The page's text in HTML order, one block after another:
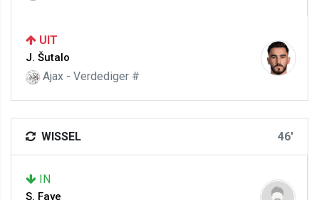
UIT
J. Šutalo
Ajax - Verdediger #
WISSEL 46'
IN
S. Faye